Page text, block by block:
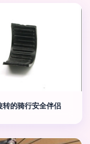
的骑行安全伴侣